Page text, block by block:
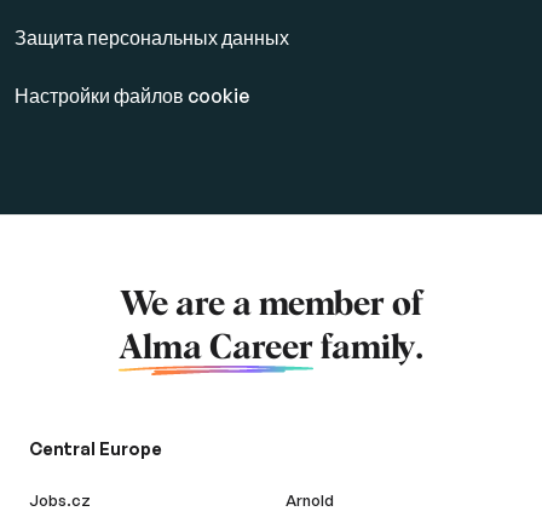
Защита персональных данных
Настройки файлов cookie
We are a member of
Alma Career family.
Central Europe
Jobs.cz
Arnold